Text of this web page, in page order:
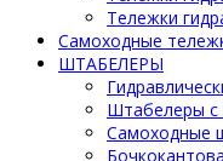
Тележки
Самоходные
ШТАБЕЛЕРЫ
Штабелеры с
Самоходные